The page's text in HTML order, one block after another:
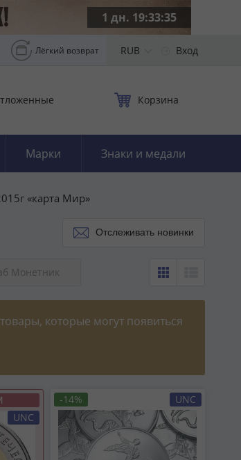
1 дн. 19:33:33
Лёгкий возврат RUB Вход
Корзина
Марки Знаки и медали
«карта Мир»
Отслеживать новинки
Монетник
которые могут появиться
UNC
-14% UNC